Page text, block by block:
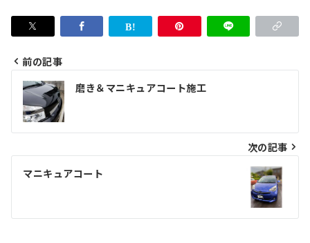
投
稿
ナ
ビ
ゲ
シ
前の記事
磨き＆マニキュアコート施工
次の記事
マニキュアコート